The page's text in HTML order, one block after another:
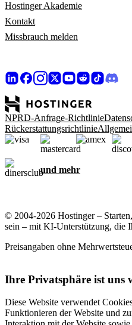
Hostinger Akademie
Kontakt
Missbrauch melden
NPRD-Anfrage-Richtlinie
Rückerstattungsrichtlinie
und mehr
© 2004-2026 Hostinger –
sein – mit KI-Unterstützung, die
Preisangaben ohne
Ihre Privatsphäre ist uns
Diese Website verwendet
Funktionieren der Website und